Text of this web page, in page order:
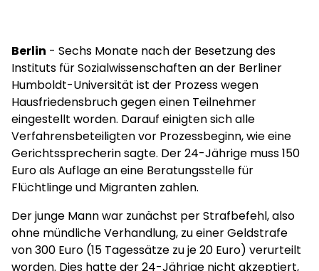
Berlin - Sechs Monate nach der Besetzung des
Instituts für Sozialwissenschaften an der Berliner
Humboldt-Universität ist der Prozess wegen
Hausfriedensbruch gegen einen Teilnehmer
eingestellt worden. Darauf einigten sich alle
Verfahrensbeteiligten vor Prozessbeginn, wie eine
Gerichtssprecherin sagte. Der 24-Jährige muss 150
Euro als Auflage an eine Beratungsstelle für
Flüchtlinge und Migranten zahlen.
Der junge Mann war zunächst per Strafbefehl, also
ohne mündliche Verhandlung, zu einer Geldstrafe
von 300 Euro (15 Tagessätze zu je 20 Euro) verurteilt
worden. Dies hatte der 24-Jährige nicht akzeptiert,